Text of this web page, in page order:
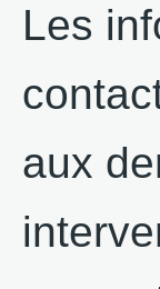
Les
aux